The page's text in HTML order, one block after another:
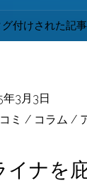
グ付けされた記
年3月3日
ミ / コラム /
イナを